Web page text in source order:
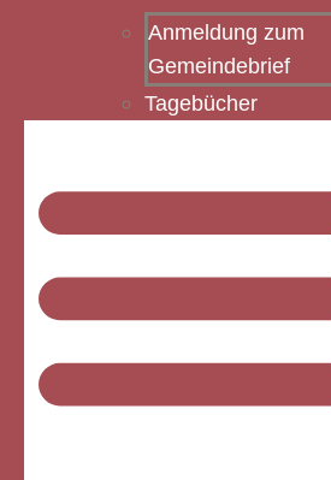
Anmeldung zum
Gemeindebrief
Tagebücher